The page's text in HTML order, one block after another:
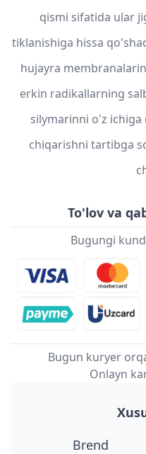
qismi sifatida ular
tiklanishiga hissa
hujayra
erkin radikallarning
silymarinni o'z
chiqarishni tartibga
To'lov va
Bugungi
Bugun kuryer
Onlayn
Brend